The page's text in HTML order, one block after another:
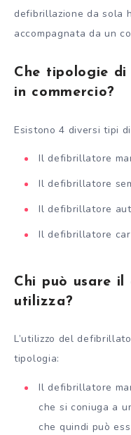
defibrillazione da sola
accompagnata da un
Che tipologie
in commercio?
Esistono 4 diversi tipi
Il defibrillatore
Il defibrillatore
Il defibrillatore
Il defibrillatore
Chi può usare
utilizza?
L’utilizzo del
tipologia:
Il defibrillatore
che si coniuga a
che quindi può